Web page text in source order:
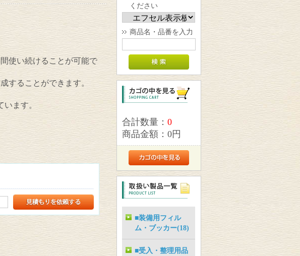
使い続けることが可能で
することができます。
います。
ください
商品名・品番を入力
合計数量： 0
商品金額： 0円
■装備用フィル
ム・ブッカー(18)
■受入・整理用品